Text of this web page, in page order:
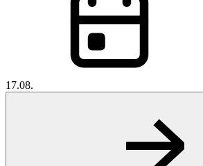
17.08.